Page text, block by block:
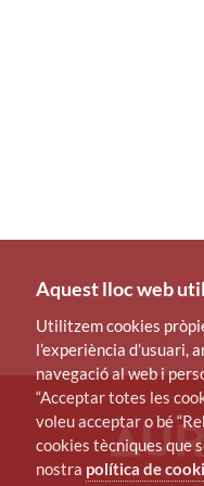
Aquest lloc web
Utilitzem cookies
l’experiència
navegació al web i
“Acceptar totes les
voleu acceptar o bé
cookies tècniques que
nostra política de